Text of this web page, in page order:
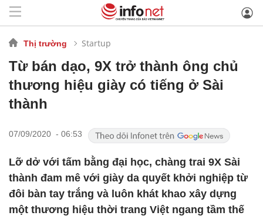
Thị trường Startup
Từ bán dạo, 9X trở thành ông chủ
thương hiệu giày có tiếng ở Sài
thành
07/09/2020 - 06:53
Lỡ dở với tấm bằng đại học, chàng trai 9X Sài
thành đam mê với giày da quyết khởi nghiệp từ
đôi bàn tay trắng và luôn khát khao xây dựng
một thương hiệu thời trang Việt ngang tầm thế